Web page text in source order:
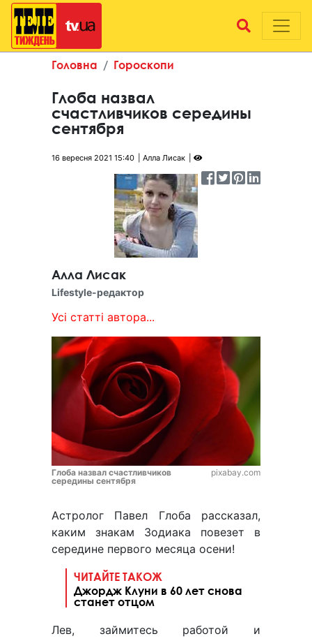
Головна Гороскопи
Глоба назвал
счастливчиков середины
сентября
16 вересня 2021 15:40 Алла Лисак
Алла Лисак
Lifestyle-редактор
Усі статті автора...
Глоба назвал счастливчиков
середины сентября
pixabay.com
Астролог Павел Глоба рассказал,
каким знакам Зодиака повезет в
середине первого месяца осени!
ЧИТАЙТЕ ТАКОЖ
Джордж Клуни в 60 лет снова
станет отцом
Лев, займитесь работой и